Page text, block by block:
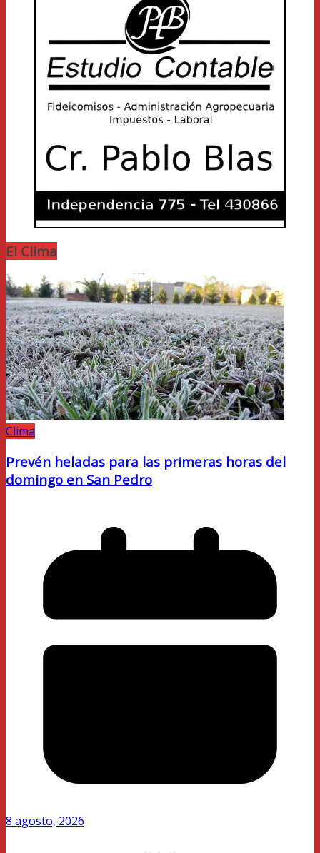
El Clima
Clima
Prevén heladas para las primeras horas del
domingo en San Pedro
8 agosto, 2026